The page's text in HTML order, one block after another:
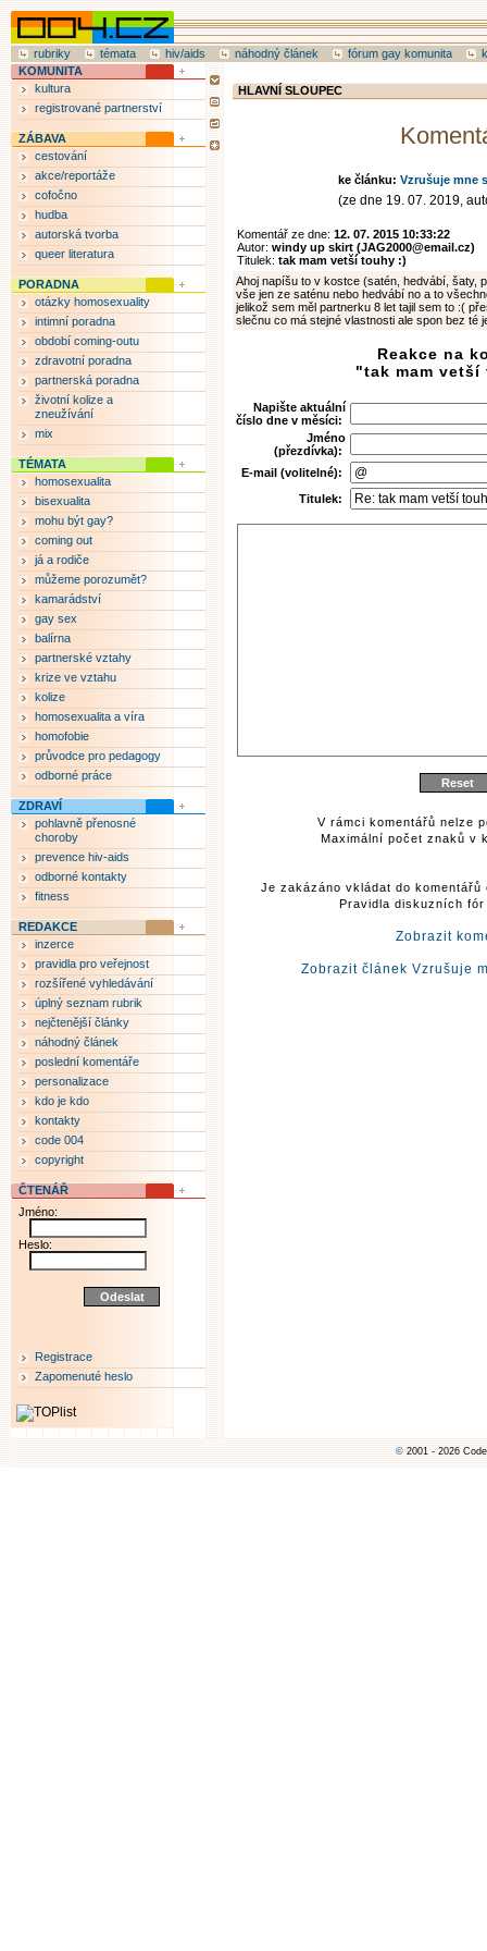
rubriky témata hiv/aids náhodný článek fórum gay komunita
HLAVNÍ SLOUPEC
ke článku: Vzrušuje mne
(ze dne 19. 07. 2019,
Komentář ze dne: 12. 07. 2015 10:33:22
Autor: windy up skirt (JAG2000@email.cz)
Titulek: tak mam vetší touhy :)
Ahoj napíšu to v kostce (satén, hedvábí, šaty,
vše jen ze saténu nebo hedvábí no a to
jelikož sem měl partnerku 8 let tajil sem to :(
slečnu co má stejné vlastnosti ale spon bez
Reakce na
"tak mam
Napište aktuální
číslo dne v měsíci:
Jméno
(přezdívka):
E-mail (volitelné):
Titulek:
V rámci komentářů nelze
Maximální počet znaků v
Je zakázáno vkládat do
Pravidla diskuzních
Zobrazit
Zobrazit článek Vzrušuje
KOMUNITA
kultura
registrované partnerství
ZÁBAVA
cestování
akce/reportáže
cofočno
hudba
autorská tvorba
queer literatura
PORADNA
otázky homosexuality
intimní poradna
období coming-outu
zdravotní poradna
partnerská poradna
životní kolize a
zneužívání
mix
TÉMATA
homosexualita
bisexualita
mohu být gay?
coming out
já a rodiče
můžeme porozumět?
kamarádství
gay sex
balírna
partnerské vztahy
krize ve vztahu
kolize
homosexualita a víra
homofobie
průvodce pro pedagogy
odborné práce
ZDRAVÍ
pohlavně přenosné
choroby
prevence hiv-aids
odborné kontakty
fitness
REDAKCE
inzerce
pravidla pro veřejnost
rozšířené vyhledávání
úplný seznam rubrik
nejčtenější články
náhodný článek
poslední komentáře
personalizace
kdo je kdo
kontakty
code 004
copyright
ČTENÁŘ
Jméno:
Heslo:
Registrace
Zapomenuté heslo
© 2001 - 2026